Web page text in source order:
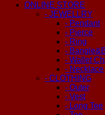
ONLINE STORE
- JEWELLRY
- Pendant
- Pierce
- Ring
-
- Wallet
- Necklace
- CLOTHING
- Outer
- Vest
- Long Tee